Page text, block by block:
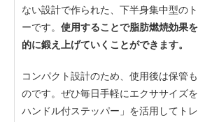
ない設計で作られた、下半身集中型の
ーです。 使用することで脂肪燃焼効果
的に鍛え上げていくことができます。
コンパクト設計のため、使用後は保管
のです。ぜひ毎日手軽にエクササイズ
ハンドル付ステッパー」を活用してト